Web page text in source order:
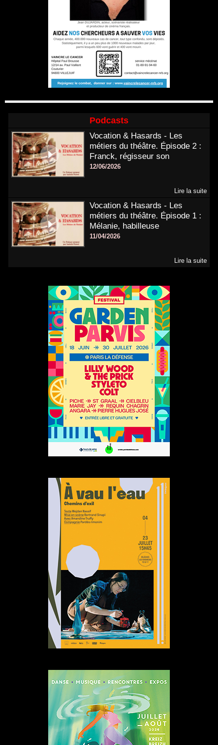
Podcasts
Vocation & Hasards - Les
métiers du théâtre. Épisode 2 :
Franck, régisseur son
12/06/2026
Lire la suite
Vocation & Hasards - Les
métiers du théâtre. Épisode 1 :
Mélanie, habilleuse
11/04/2026
Lire la suite